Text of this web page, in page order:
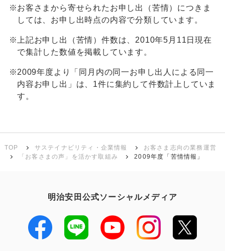
※お客さまから寄せられたお申し出（苦情）につきま
しては、お申し出時点の内容で分類しています。
※ 上記お申し出（苦情）件数は、2010年5月11日現在
で集計した数値を掲載しています。
※2009年度より「同月内の同一お申し出人による同一
内容お申し出」は、1件に集約して件数計上していま
す。
TOP サステイナビリティ・企業情報
お客さま志向の業務運営
「お客さまの声」を活かす取組み
2009年度「苦情情報」
明治安田公式ソーシャルメディア